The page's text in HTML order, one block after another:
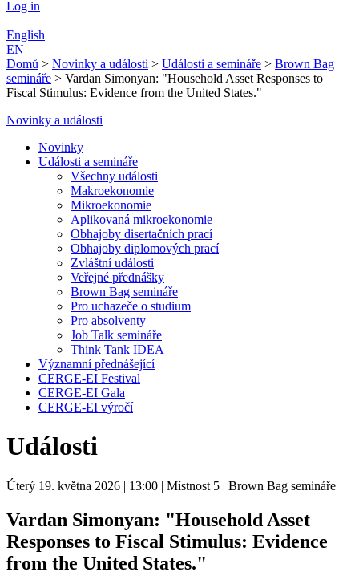
Log in
English
EN
Domů > Novinky a události > Události a semináře > Brown Bag
semináře > Vardan Simonyan: "Household Asset Responses to
Fiscal Stimulus: Evidence from the United States."
Novinky a události
Novinky
Události a semináře
Všechny události
Makroekonomie
Mikroekonomie
Aplikovaná mikroekonomie
Obhajoby disertačních prací
Obhajoby diplomových prací
Zvláštní události
Veřejné přednášky
Brown Bag semináře
Pro uchazeče o studium
Pro absolventy
Job Talk semináře
Think Tank IDEA
Významní přednášející
CERGE-EI Festival
CERGE-EI Gala
CERGE-EI výročí
Události
Úterý 19. května 2026 | 13:00 | Místnost 5 | Brown Bag semináře
Vardan Simonyan: "Household Asset
Responses to Fiscal Stimulus: Evidence
from the United States."